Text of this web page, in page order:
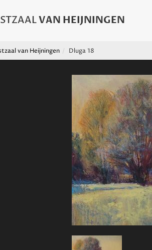
van Heijningen Dluga 18